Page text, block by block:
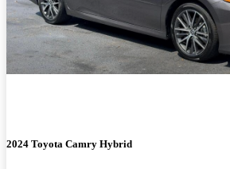
2024 Toyota Camry Hybrid